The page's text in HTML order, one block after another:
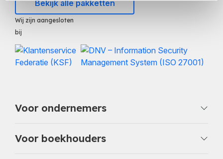
Bekijk alle pakketten
Wij zijn aangesloten
bij
Voor ondernemers
Voor boekhouders